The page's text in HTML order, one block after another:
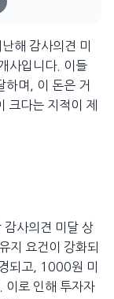
해 감사의견 미
사입니다. 이들
며, 이 돈은 거
크다는 지적이 제
감사의견 미달 상
지 요건이 강화되
되고, 1000원 미
이로 인해 투자자